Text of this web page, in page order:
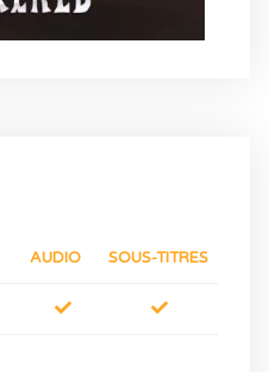
AUDIO SOUS-TITRES